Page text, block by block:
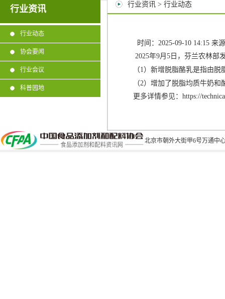
行业资讯
行业动态
协会要闻
行业会议
科普园地
行业资讯 > 行业动态
时间： 2025-09-10 14:15 来
2025年9月 5日，芬兰农林部
（1 ）新增脱脂酪乳是指由脱
（2）增加了脱脂均质牛奶和
更多详情参见： https://
北京市朝外大街甲6号万通中